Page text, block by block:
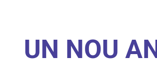
UN NOU